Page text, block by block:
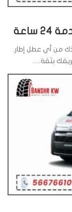
من أي عطل إطار.